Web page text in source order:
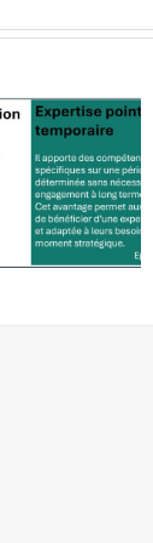
AVANTAGES de
faire appel à un
manager de
transition
(Episode 1/4) –